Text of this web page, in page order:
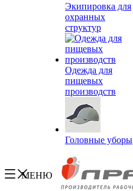
Экипировка для
охранных
структур
Одежда для
пищевых
производств
Головные уборы
МЕНЮ